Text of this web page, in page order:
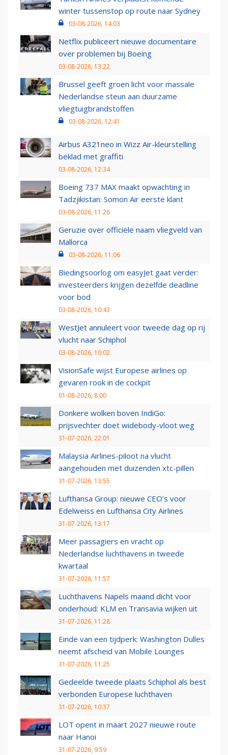
winter tussenstop op route naar Sydney
03-08-2026, 14:03
Netflix publiceert nieuwe documentaire
over problemen bij Boeing
03-08-2026, 13:22
Brussel geeft groen licht voor massale
Nederlandse steun aan duurzame
vliegtuigbrandstoffen
03-08-2026, 12:41
Airbus A321neo in Wizz Air-kleurstelling
beklad met graffiti
03-08-2026, 12:34
Boeing 737 MAX maakt opwachting in
Tadzjikistan: Somon Air eerste klant
03-08-2026, 11:26
Geruzie over officiële naam vliegveld van
Mallorca
03-08-2026, 11:06
Biedingsoorlog om easyJet gaat verder:
investeerders krijgen dezelfde deadline
voor bod
03-08-2026, 10:43
WestJet annuleert voor tweede dag op rij
vlucht naar Schiphol
03-08-2026, 10:02
VisionSafe wijst Europese airlines op
gevaren rook in de cockpit
01-08-2026, 8:00
Donkere wolken boven IndiGo:
prijsvechter doet widebody-vloot weg
31-07-2026, 22:01
Malaysia Airlines-piloot na vlucht
aangehouden met duizenden xtc-pillen
31-07-2026, 13:55
Lufthansa Group: nieuwe CEO’s voor
Edelweiss en Lufthansa City Airlines
31-07-2026, 13:17
Meer passagiers en vracht op
Nederlandse luchthavens in tweede
kwartaal
31-07-2026, 11:57
Luchthavens Napels maand dicht voor
onderhoud: KLM en Transavia wijken uit
31-07-2026, 11:28
Einde van een tijdperk: Washington Dulles
neemt afscheid van Mobile Lounges
31-07-2026, 11:25
Gedeelde tweede plaats Schiphol als best
verbonden Europese luchthaven
31-07-2026, 10:37
LOT opent in maart 2027 nieuwe route
naar Hanoi
31-07-2026, 9:59